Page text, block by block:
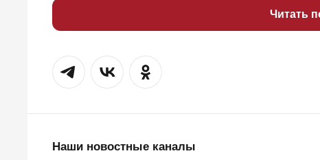
Читать
Наши новостные каналы